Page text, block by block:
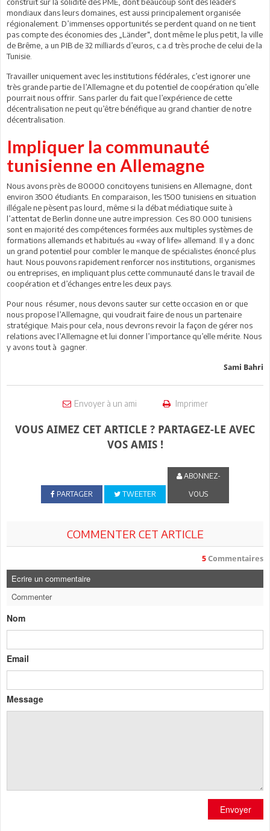
mondiaux dans leurs domaines, est aussi principalement organisée
régionalement. D’immenses opportunités se perdent quand on ne tient
pas compte des économies des „Länder“, dont même le plus petit, la ville
de Brême, a un PIB de 32 milliards d’euros, c.a.d très proche de celui de la
Tunisie.
Travailler uniquement avec les institutions fédérales, c’est ignorer une
très grande partie de l’Allemagne et du potentiel de coopération qu’elle
pourrait nous offrir. Sans parler du fait que l’expérience de cette
décentralisation ne peut qu’être bénéfique au grand chantier de notre
décentralisation.
Impliquer la communauté
tunisienne en Allemagne
Nous avons près de 80000 concitoyens tunisiens en Allemagne, dont
environ 3500 étudiants. En comparaison, les 1500 tunisiens en situation
illégale ne pèsent pas lourd, même si la débat médiatique suite à
l’attentat de Berlin donne une autre impression. Ces 80.000 tunisiens
sont en majorité des compétences formées aux multiples systèmes de
formations allemands et habitués au «way of life» allemand. Il y a donc
un grand potentiel pour combler le manque de spécialistes énoncé plus
haut. Nous pouvons rapidement renforcer nos institutions, organismes
ou entreprises, en impliquant plus cette communauté dans le travail de
coopération et d’échanges entre les deux pays.
Pour nous résumer, nous devons sauter sur cette occasion en or que
nous propose l’Allemagne, qui voudrait faire de nous un partenaire
stratégique. Mais pour cela, nous devrons revoir la façon de gérer nos
relations avec l’Allemagne et lui donner l’importance qu’elle mérite. Nous
y avons tout à gagner.
Sami Bahri
Envoyer à un ami Imprimer
VOUS AIMEZ CET ARTICLE ? PARTAGEZ-LE AVEC
VOS AMIS !
PARTAGER TWEETER
ABONNEZ-
VOUS
COMMENTER CET ARTICLE
5 Commentaires
Ecrire un commentaire
Commenter
Nom
Email
Message
Envoyer